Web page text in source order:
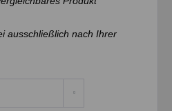
ausschließlich nach Ihrer